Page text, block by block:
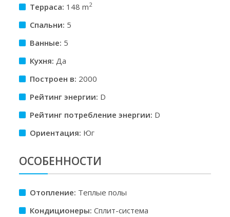
Терраса: 148 m2
Спальни: 5
Ванные: 5
Кухня: Да
Построен в: 2000
Рейтинг энергии: D
Рейтинг потребление энергии: D
Ориентация: Юг
ОСОБЕННОСТИ
Отопление: Теплые полы
Кондиционеры: Сплит-система